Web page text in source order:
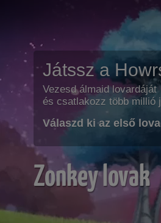
Játssz a
Vezesd álmaid lovardáját
és csatlakozz több millió
Válaszd ki az első
Zonkey lovak